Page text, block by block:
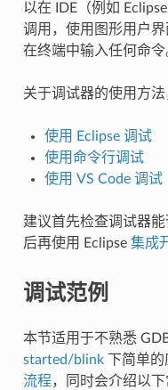
以在 IDE（例如
调用，使用图形用户
在终端中输入任何命令
关于调试器的使用方法
使用 Eclipse 调试
使用命令行调试
使用 VS Code 调试
建议首先检查调试器能
后再使用 Eclipse 集成
调试范例
本节适用于不熟悉
started/blink下简单的
流程，同时会介绍以下